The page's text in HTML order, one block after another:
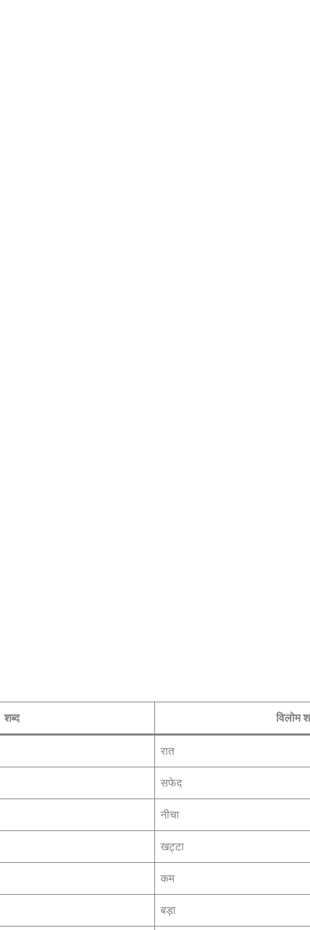
शब्द विलोम
रात
सफेद
नीचा
खट्टा
कम
बड़ा